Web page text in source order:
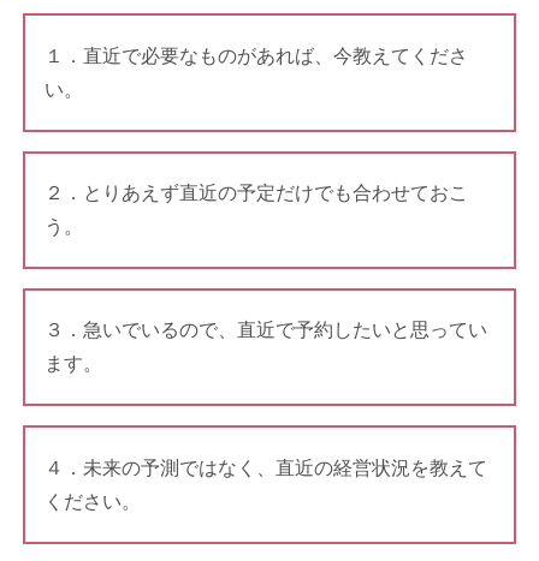
１．直近で必要なものがあれば、今教えてくださ
い。
２．とりあえず直近の予定だけでも合わせておこ
う。
３．急いでいるので、直近で予約したいと思ってい
ます。
４．未来の予測ではなく、直近の経営状況を教えて
ください。